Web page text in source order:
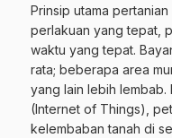
Prinsip utama
perlakuan yang tepat,
waktu yang tepat.
rata; beberapa area
yang lain lebih
(Internet of Things),
kelembaban tanah di